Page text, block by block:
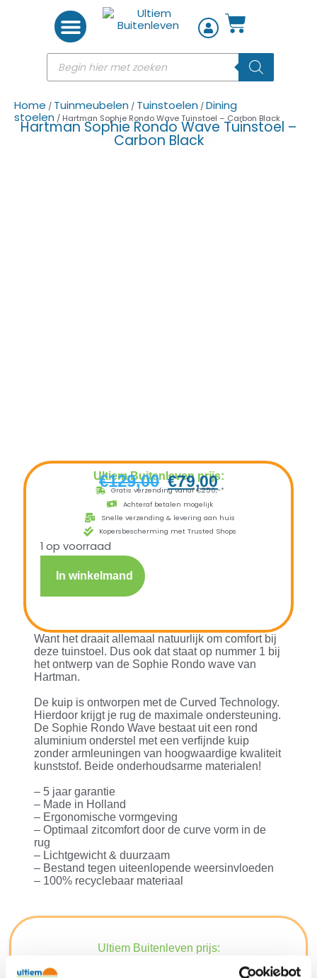
Home / Tuinmeubelen / Tuinstoelen /Dining
stoelen / Hartman Sophie Rondo Wave Tuinstoel – Carbon Black
Hartman Sophie Rondo Wave Tuinstoel –
Carbon Black
Ultiem Buitenleven prijs:
€129,00 €79,00
Gratis verzending vanaf €250,-*
Achteraf betalen mogelijk
Snelle verzending & levering aan huis
Kopersbescherming met Trusted Shops
1 op voorraad
In winkelmand
Want het draait allemaal natuurlijk om comfort bij
deze tuinstoel. Dus ook dat staat op nummer 1 bij
het ontwerp van de Sophie Rondo wave van
Hartman.
De kuip is ontworpen met de Curved Technology.
Hierdoor krijgt je rug de maximale ondersteuning.
De Sophie Rondo Wave bestaat uit een rond
aluminium onderstel met een verfijnde kuip
zonder armleuningen van hoogwaardige kwaliteit
kunststof. Beide onderhoudsarme materialen!
– 5 jaar garantie
– Made in Holland
– Ergonomische vormgeving
– Optimaal zitcomfort door de curve vorm in de
rug
– Lichtgewicht & duurzaam
– Bestand tegen uiteenlopende weersinvloeden
– 100% recyclebaar materiaal
Ultiem Buitenleven prijs: